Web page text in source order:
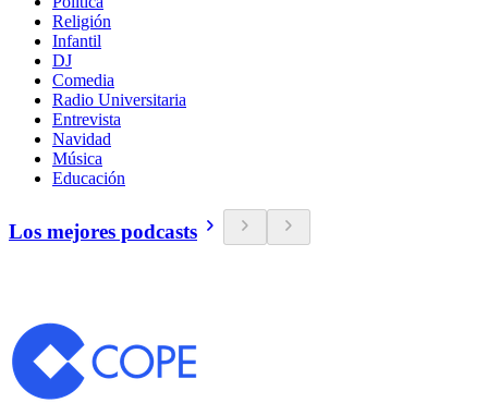
Religión
Infantil
DJ
Comedia
Radio Universitaria
Entrevista
Navidad
Música
Educación
Los mejores podcasts